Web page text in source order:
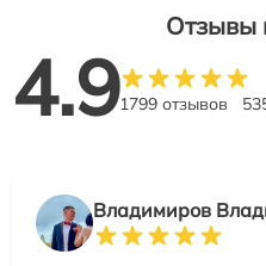
Отзывы
4.91799 отзывов
Владимиров